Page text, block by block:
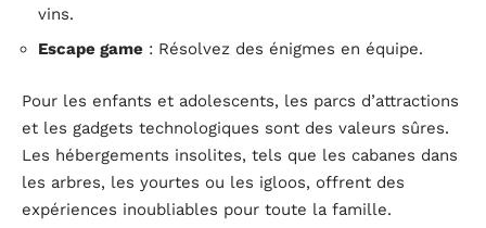
vins.
Escape game : Résolvez des énigmes en équipe.
Pour les enfants et adolescents, les parcs d’attractions
et les gadgets technologiques sont des valeurs sûres.
Les hébergements insolites, tels que les cabanes dans
les arbres, les yourtes ou les igloos, offrent des
expériences inoubliables pour toute la famille.